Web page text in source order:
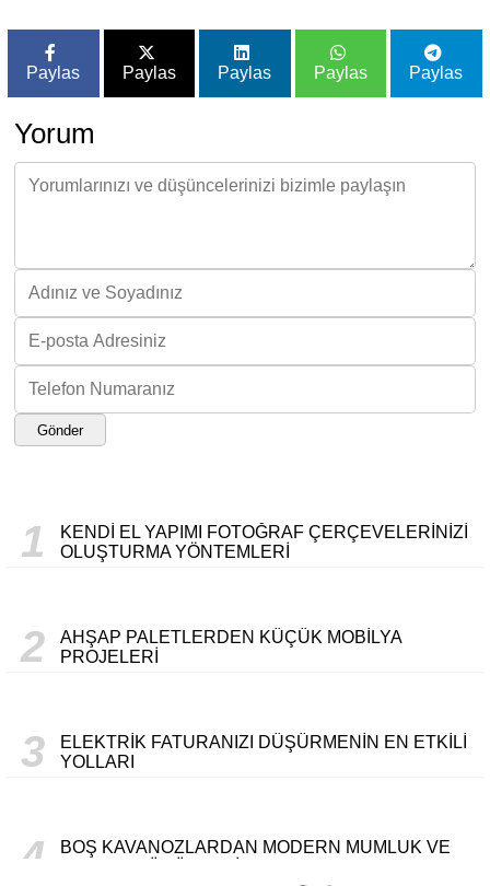
Paylas Paylas Paylas Paylas Paylas
Yorum
Gönder
1
KENDI EL YAPIMI FOTOĞRAF ÇERÇEVELERINIZI
OLUŞTURMA YÖNTEMLERI
2
AHŞAP PALETLERDEN KÜÇÜK MOBILYA
PROJELERI
3
ELEKTRIK FATURANIZI DÜŞÜRMENIN EN ETKILI
YOLLARI
4
BOŞ KAVANOZLARDAN MODERN MUMLUK VE